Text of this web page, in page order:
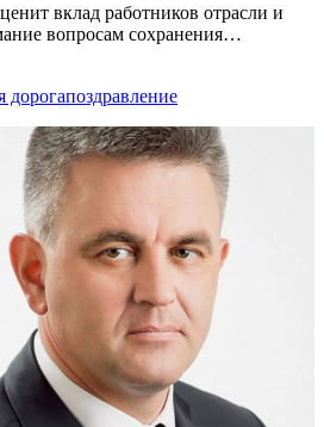
вклад работников отрасли и
вопросам сохранения
- отметил он
дорогапоздравление